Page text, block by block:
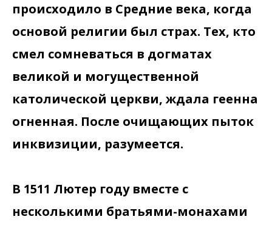
происходило в Средние века, когда
основой религии был страх. Тех, кто
смел сомневаться в догматах
великой и могущественной
католической церкви, ждала геенна
огненная. После очищающих пыток
инквизиции, разумеется.
В 1511 Лютер году вместе с
несколькими братьями-монахами